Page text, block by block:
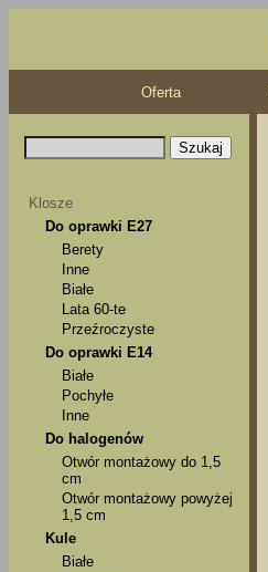
Oferta
Klosze
Do oprawki E27
Berety
Inne
Białe
Lata 60-te
Przeźroczyste
Do oprawki E14
Białe
Pochyłe
Inne
Do halogenów
Otwór montażowy do 1,5
cm
Otwór montażowy powyżej
1,5 cm
Kule
Białe